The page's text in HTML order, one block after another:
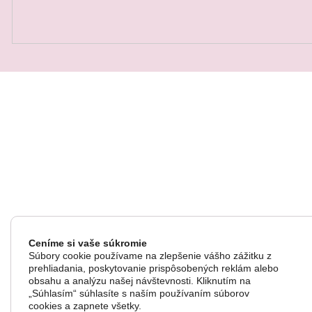
Ceníme si vaše súkromie
Súbory cookie používame na zlepšenie vášho zážitku z
prehliadania, poskytovanie prispôsobených reklám alebo
obsahu a analýzu našej návštevnosti. Kliknutím na
„Súhlasím“ súhlasíte s naším používaním súborov
cookies a zapnete všetky.